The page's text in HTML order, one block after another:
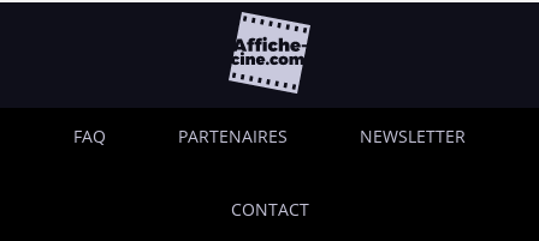
FAQ PARTENAIRES NEWSLETTER
CONTACT